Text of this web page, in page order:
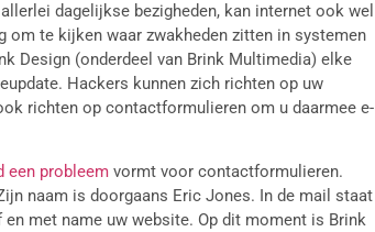
dagelijkse bezigheden, kan internet ook wel
om te kijken waar zwakheden zitten in systemen
Design (onderdeel van Brink Multimedia) elke
Hackers kunnen zich richten op uw
richten op contactformulieren om u daarmee e-
een probleem vormt voor contactformulieren.
naam is doorgaans Eric Jones. In de mail staat
met name uw website. Op dit moment is Brink